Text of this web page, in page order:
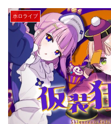
ホロライブ